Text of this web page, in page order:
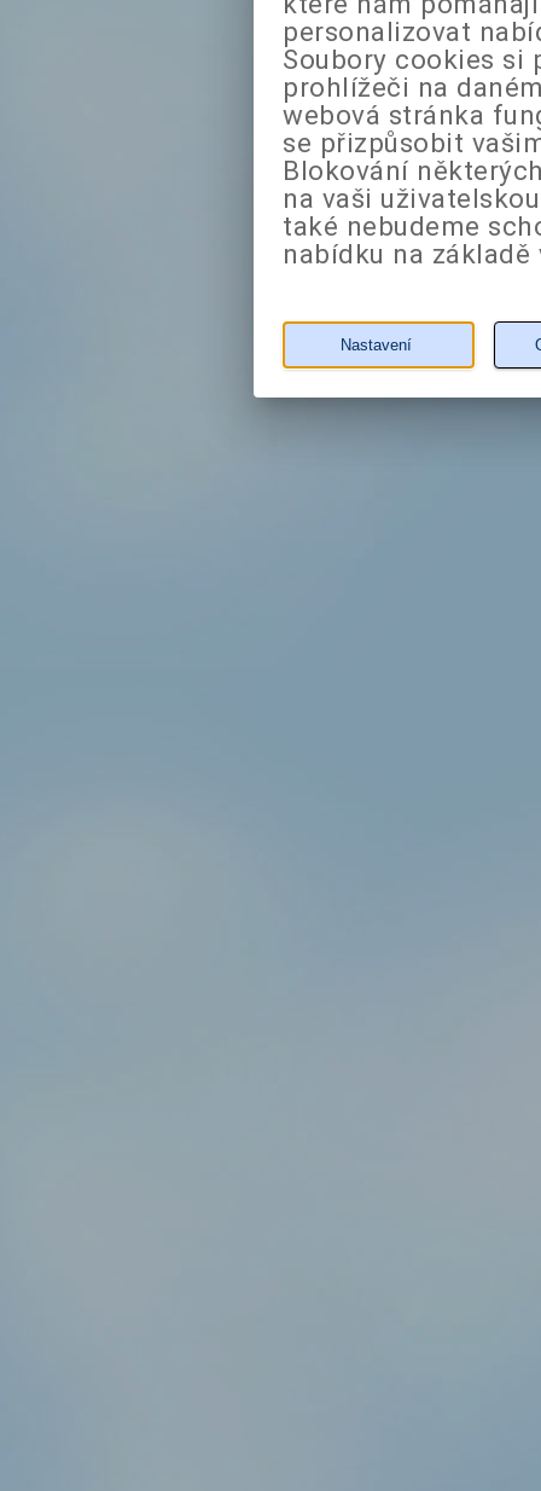
personalizovat
Soubory cookies si
prohlížeči na
webová stránka
se přizpůsobit
Blokování
na vaši
také nebudeme
nabídku na
Nastavení